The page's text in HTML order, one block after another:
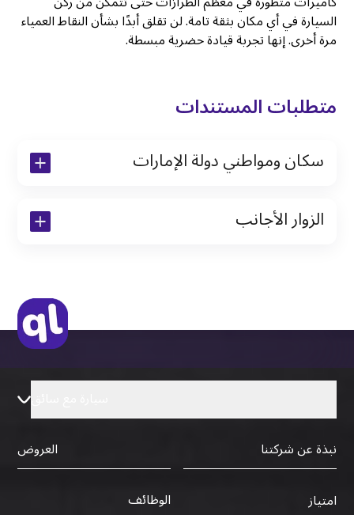
السيارة في أي مكان بثقة تامة. لن تقلق أبدًا بشأن النقاط العمياء
مرة أخرى. إنها تجربة قيادة حضرية مبسطة.
متطلبات المستندات
سكان ومواطني دولة الإمارات
نسخة من تأشيرة الاقامة
الزوار الأجانب
نبذة عن شركتنا
العروض
امتياز
الوظائف